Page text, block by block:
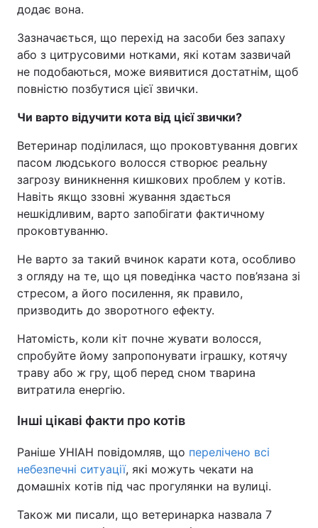
додає вона.
Зазначається, що перехід на засоби без запаху
або з цитрусовими нотками, які котам зазвичай
не подобаються, може виявитися достатнім, щоб
повністю позбутися цієї звички.
Чи варто відучити кота від цієї звички?
Ветеринар поділилася, що проковтування довгих
пасом людського волосся створює реальну
загрозу виникнення кишкових проблем у котів.
Навіть якщо ззовні жування здається
нешкідливим, варто запобігати фактичному
проковтуванню.
Не варто за такий вчинок карати кота, особливо
з огляду на те, що ця поведінка часто пов’язана зі
стресом, а його посилення, як правило,
призводить до зворотного ефекту.
Натомість, коли кіт почне жувати волосся,
спробуйте йому запропонувати іграшку, котячу
траву або ж гру, щоб перед сном тварина
витратила енергію.
Інші цікаві факти про котів
Раніше УНІАН повідомляв, що перелічено всі
небезпечні ситуації, які можуть чекати на
домашніх котів під час прогулянки на вулиці.
Також ми писали, що ветеринарка назвала 7